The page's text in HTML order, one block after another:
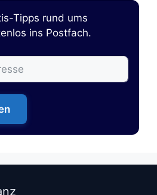
Tipps rund ums
ins Postfach.